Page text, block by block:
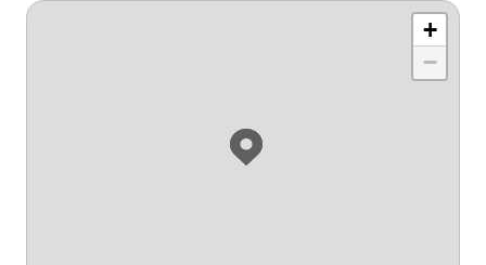
+
−